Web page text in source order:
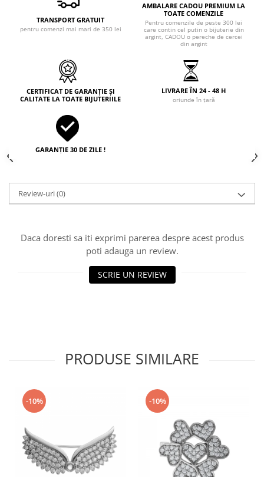
TRANSPORT GRATUIT
pentru comenzi mai mari de 350 lei
AMBALARE CADOU PREMIUM LA
TOATE COMENZILE
Pentru comenzile de peste 300 lei
care contin cel putin o bijuterie din
argint, CADOU o pereche de cercei
din argint
CERTIFICAT DE GARANȚIE ȘI
CALITATE LA TOATE BIJUTERIILE
LIVRARE ÎN 24 - 48 H
oriunde în țară
GARANȚIE 30 DE ZILE !
Review-uri(0)
Daca doresti sa iti exprimi parerea despre acest produs
poti adauga un review.
SCRIE UN REVIEW
PRODUSE SIMILARE
-10% -10%